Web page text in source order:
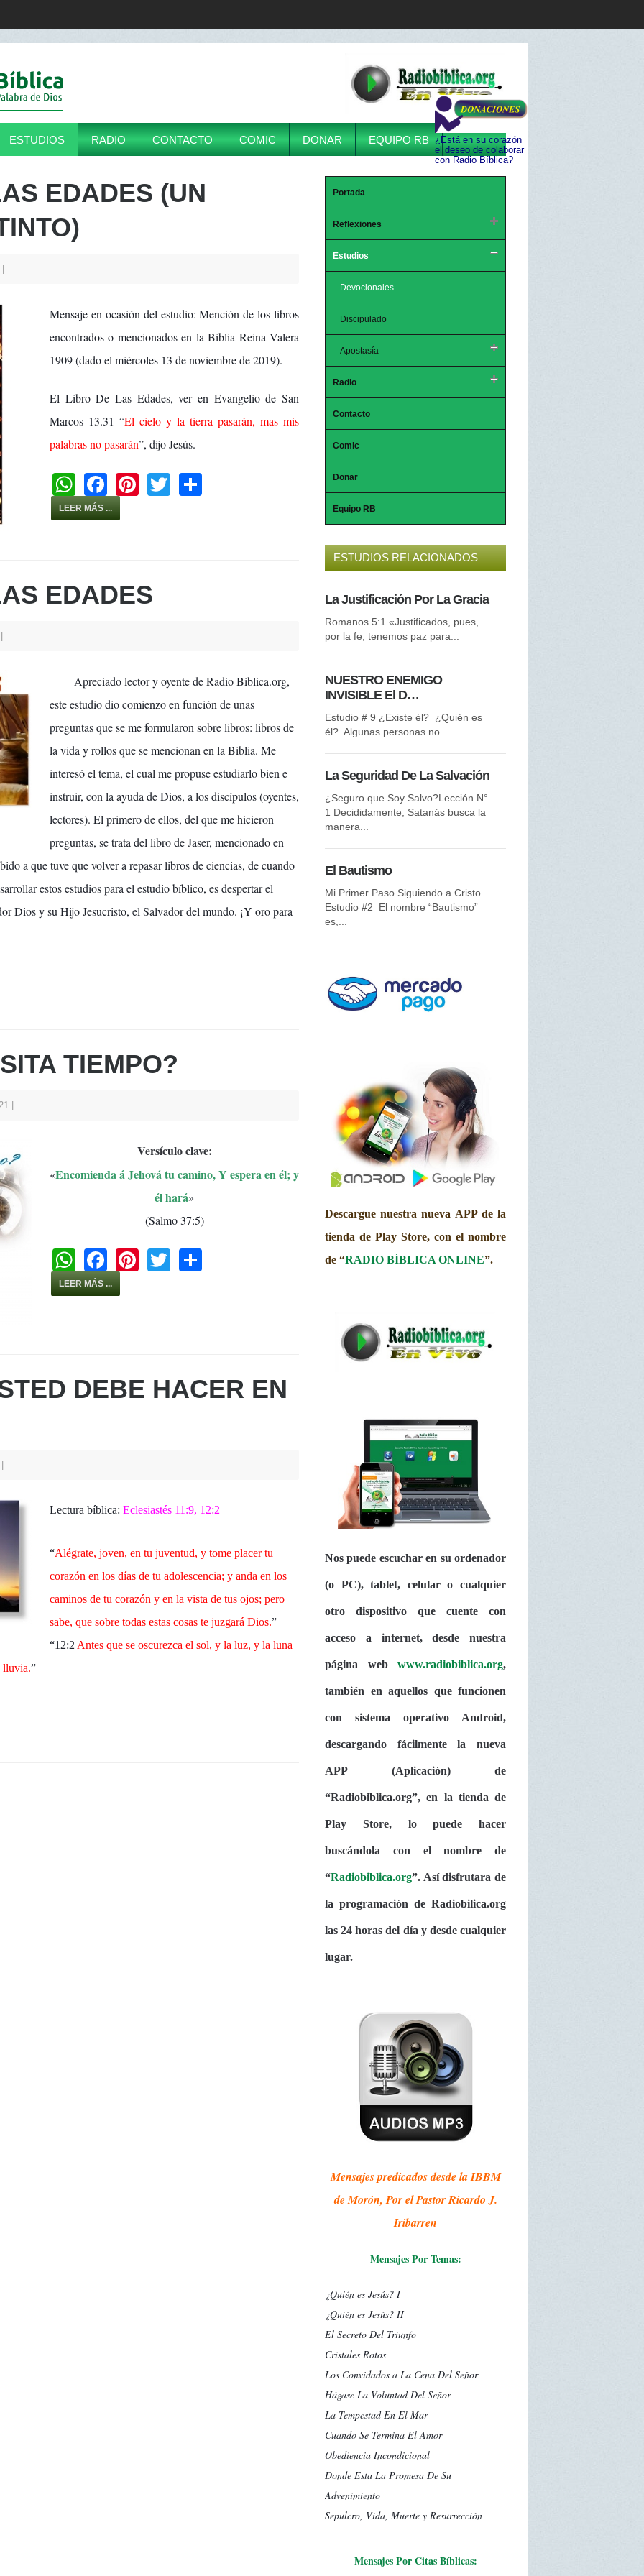
ESTUDIOS RADIO CONTACTO COMIC DONAR EQUIPO RB
EDADES (UN
Mensaje en ocasión del estudio: Mención de los libros
encontrados o mencionados en la Biblia Reina Valera
1909 (dado el miércoles 13 de noviembre de 2019).
El Libro De Las Edades, ver en Evangelio de San
Marcos 13.31 “El cielo y la tierra pasarán, mas mis
palabras no pasarán”, dijo Jesús.
W
h
at
p
F
a
c
o
Pi
T
LEER MÁS ...
EDADES
Apreciado lector y oyente de Radio Bíblica.org,
este estudio dio comienzo en función de unas
preguntas que se me formularon sobre libros: libros de
la vida y rollos que se mencionan en la Biblia. Me
interesó el tema, el cual me propuse estudiarlo bien e
instruir, con la ayuda de Dios, a los discípulos (oyentes,
lectores). El primero de ellos, del que me hicieron
preguntas, se trata del libro de Jaser, mencionado en
a que tuve que volver a repasar libros de ciencias, de cuando
estos estudios para el estudio bíblico, es despertar el
Dios y su Hijo Jesucristo, el Salvador del mundo. ¡Y oro para
TIEMPO?
Versículo clave:
«Encomienda á Jehová tu camino, Y espera en él; y
él hará»
(Salmo 37:5)
W
h
at
p
p
F
a
c
o
o
Pi
T
LEER MÁS ...
DEBE HACER EN
Lectura bíblica: Eclesiastés 11:9, 12:2
“Alégrate, joven, en tu juventud, y tome placer tu
corazón en los días de tu adolescencia; y anda en los
caminos de tu corazón y en la vista de tus ojos; pero
sabe, que sobre todas estas cosas te juzgará Dios.”
“12:2 Antes que se oscurezca el sol, y la luz, y la luna
lluvia.”
Portada
Reflexiones
Estudios
Devocionales
Discipulado
Apostasía
Radio
Contacto
Comic
Donar
Equipo RB
ESTUDIOS RELACIONADOS
La Justificación Por La Gracia
Romanos 5:1 «Justificados, pues,
por la fe, tenemos paz para...
NUESTRO ENEMIGO
INVISIBLE El D…
Estudio # 9 ¿Existe él? ¿Quién es
él? Algunas personas no...
La Seguridad De La Salvación
¿Seguro que Soy Salvo?Lección N°
1 Decididamente, Satanás busca la
manera...
El Bautismo
Mi Primer Paso Siguiendo a Cristo
Estudio #2 El nombre “Bautismo”
es,...
Descargue nuestra nueva APP de la
tienda de Play Store, con el nombre
de “RADIO BÍBLICA ONLINE”.
Nos puede escuchar en su ordenador
(o PC), tablet, celular o cualquier
otro dispositivo que cuente con
acceso a internet, desde nuestra
página web www.radiobiblica.org,
también en aquellos que funcionen
con sistema operativo Android,
descargando fácilmente la nueva
APP (Aplicación) de
“Radiobiblica.org”, en la tienda de
Play Store, lo puede hacer
buscándola con el nombre de
“Radiobiblica.org”. Así disfrutara de
la programación de Radiobilica.org
las 24 horas del día y desde cualquier
lugar.
Mensajes predicados desde la IBBM
de Morón, Por el Pastor Ricardo J.
Iribarren
Mensajes Por Temas:
¿Quién es Jesús? I
¿Quién es Jesús? II
El Secreto Del Triunfo
Cristales Rotos
Los Convidados a La Cena Del Señor
Hágase La Voluntad Del Señor
La Tempestad En El Mar
Cuando Se Termina El Amor
Obediencia Incondicional
Donde Esta La Promesa De Su
Advenimiento
Sepulcro, Vida, Muerte y Resurrección
Mensajes Por Citas Bíblicas:
¿Está en su corazón
el deseo de colaborar
con Radio Bíblica?